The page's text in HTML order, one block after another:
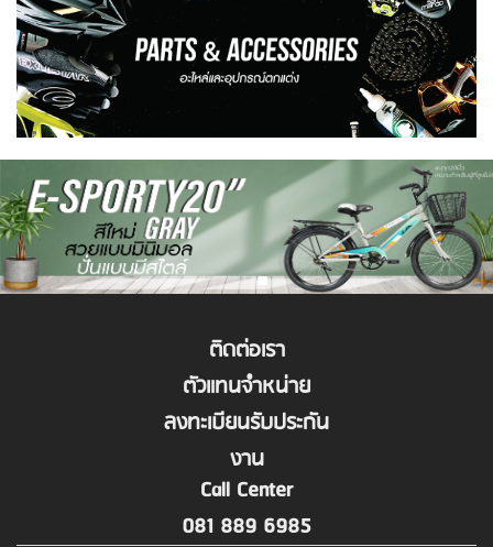
ติดต่อเรา
ตัวแทนจำหน่าย
ลงทะเบียนรับประกัน
งาน
Call Center
081 889 6985